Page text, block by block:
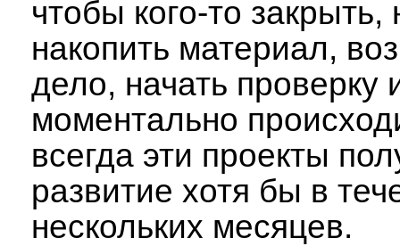
чтобы кого-то
накопить материал,
дело, начать проверку
моментально
всегда эти проекты
развитие хотя бы в
нескольких месяцев.